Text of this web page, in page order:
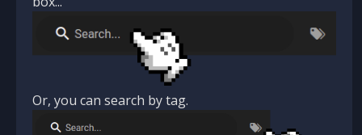
Or, you can search by tag.